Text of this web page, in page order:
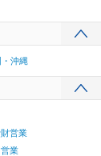
・沖縄
営業
業